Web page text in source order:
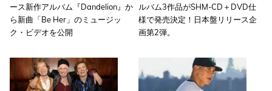
ース新作アルバム『Dandelion』か
ら新曲「Be Her」のミュージッ
ク・ビデオを公開
ルバム3作品がSHM-CD＋DVD仕
様で発売決定！日本盤リリース企
画第2弾。